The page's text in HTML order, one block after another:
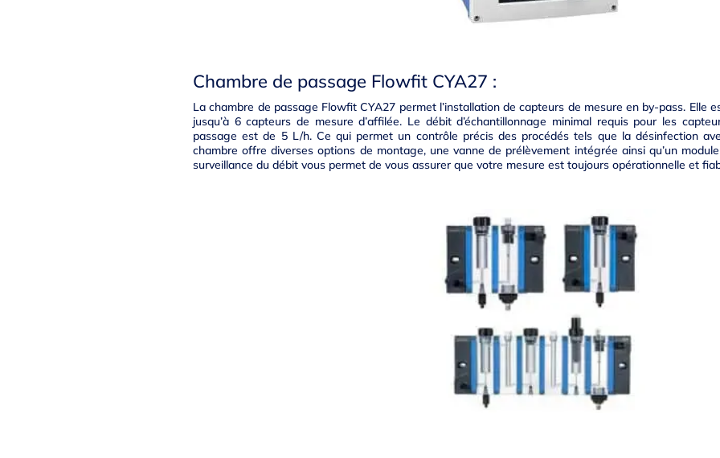
Chambre de passage Flowfit CYA27 :
La chambre de passage Flowfit CYA27 permet l’installation de capteurs de mesure en by-pass. Elle
jusqu’à 6 capteurs de mesure d’affilée. Le débit d’échantillonnage minimal requis pour les
passage est de 5 L/h. Ce qui permet un contrôle précis des procédés tels que la désinfection
chambre offre diverses options de montage, une vanne de prélèvement intégrée ainsi qu’un
surveillance du débit vous permet de vous assurer que votre mesure est toujours opérationnelle et